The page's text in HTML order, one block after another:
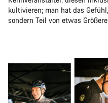
kultivieren; man hat das
sondern Teil von etwas